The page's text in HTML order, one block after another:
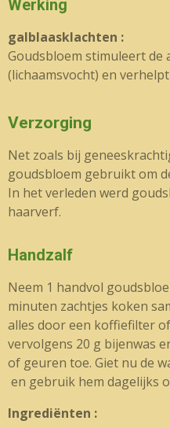
Werking
galblaasklachten :
Goudsbloem stimuleert de
(lichaamsvocht) en
Verzorging
Net zoals bij
goudsbloem gebruikt om
In het verleden werd
haarverf.
Handzalf
Neem 1 handvol
minuten zachtjes koken
alles door een koffiefilter
vervolgens 20 g bijenwas
of geuren toe. Giet nu de
en gebruik hem dagelijks
Ingrediënten :